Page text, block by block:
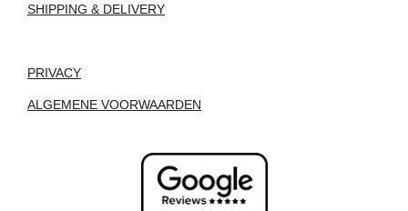
SHIPPING & DELIVERY
PRIVACY
ALGEMENE VOORWAARDEN